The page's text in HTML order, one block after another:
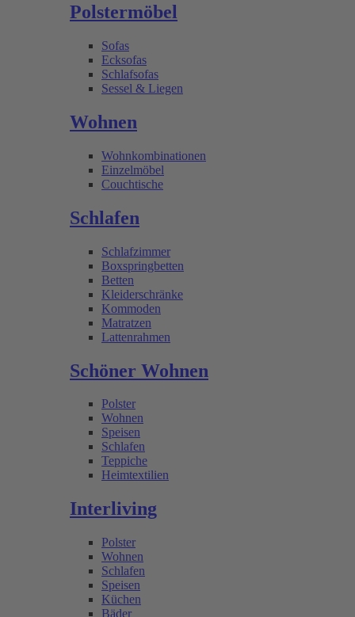
Polstermöbel
Sofas
Ecksofas
Schlafsofas
Sessel & Liegen
Wohnen
Wohnkombinationen
Einzelmöbel
Couchtische
Schlafen
Schlafzimmer
Boxspringbetten
Betten
Kleiderschränke
Kommoden
Matratzen
Lattenrahmen
Schöner Wohnen
Polster
Wohnen
Speisen
Schlafen
Teppiche
Heimtextilien
Interliving
Polster
Wohnen
Schlafen
Speisen
Küchen
Bäder